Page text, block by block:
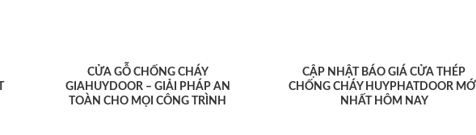
CỬA GỖ CHỐNG CHÁY
GIAHUYDOOR – GIẢI PHÁP AN
TOÀN CHO MỌI CÔNG TRÌNH
CẬP NHẬT BÁO GIÁ CỬA THÉP
CHỐNG CHÁY HUYPHATDOOR MỚI
NHẤT HÔM NAY